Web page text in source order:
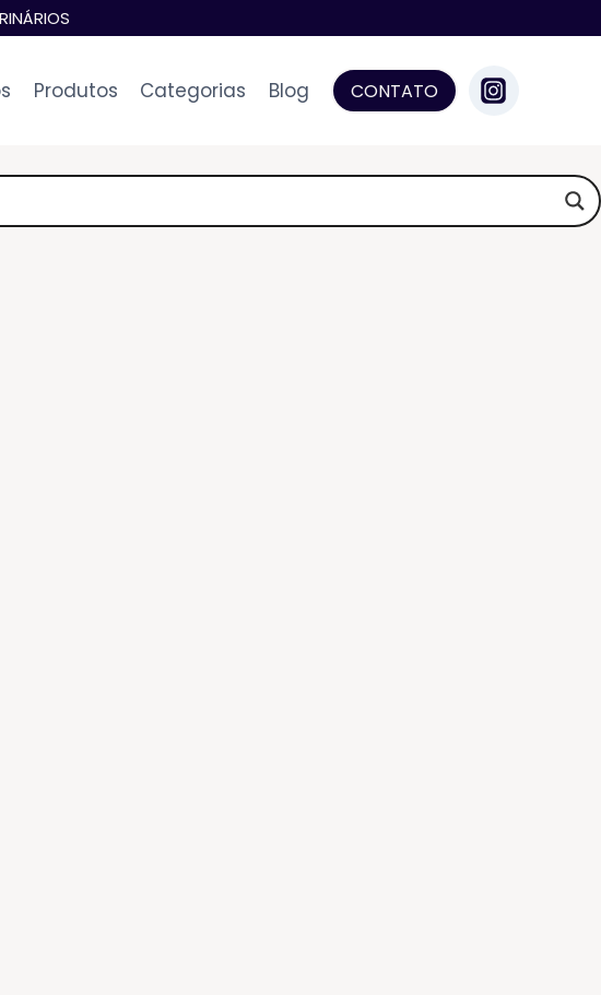
Produtos Categorias Blog CONTATO